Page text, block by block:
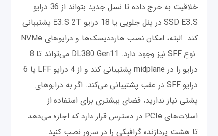
خلاقیت به خرج داده تا نسل جدید بتواند از 36 درایو
SSD E3.S در پنل جلویی یا 18 درایو E3.S 2T پشتیبانی
کند. البته، امکان نصب هارددیسک‌ها و درایوهای NVMe
نوع SFF نیز وجود دارد. DL380 Gen11 می‌تواند تا 8
درایو را در midplane پشتیبانی کند و از 4 درایو LFF یا 6
درایو SFF در عقب پشتیبانی می‌کند. اگر به درایوهای
پشتی نیاز ندارید، فضای بیشتری برای استفاده از
اسلات‌های PCIe در دسترس قرار دارد که اجازه می‌دهد
تا هشت پردازنده گرافیکی را در سرور نصب کنید.